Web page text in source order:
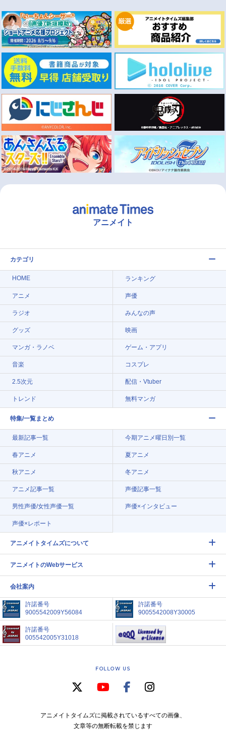
アニメイト
カテゴリ
HOME ランキング
アニメ 声優
ラジオ みんなの声
グッズ 映画
マンガ・ラノベ ゲーム・アプリ
音楽 コスプレ
2.5次元 配信・Vtuber
トレンド 無料マンガ
特集/一覧まとめ
最新記事一覧 今期アニメ曜日別一覧
春アニメ 夏アニメ
秋アニメ 冬アニメ
アニメ記事一覧 声優記事一覧
男性声優/女性声優一覧 声優×インタビュー
声優×レポート
アニメイトタイムズについて
アニメイトのWebサービス
会社案内
許諾番号
9005542009Y56084
許諾番号
9005542008Y30005
許諾番号
005542005Y31018
FOLLOW US
アニメイトタイムズに掲載されているすべての画像、
文章等の無断転載を禁じます